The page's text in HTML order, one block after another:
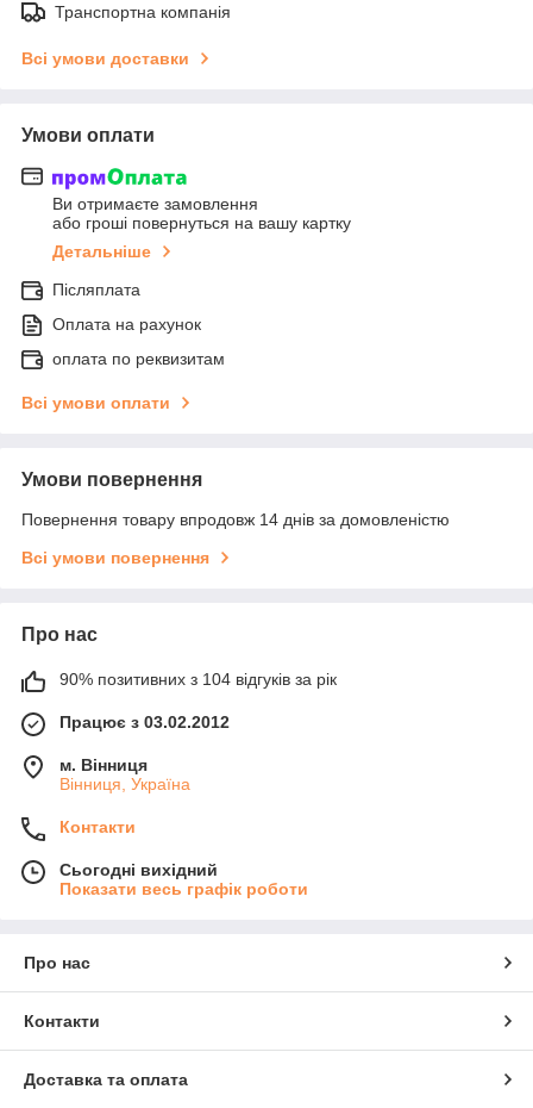
Транспортна компанія
Всі умови доставки
Умови оплати
Ви отримаєте замовлення
або гроші повернуться на вашу картку
Детальніше
Післяплата
Оплата на рахунок
оплата по реквизитам
Всі умови оплати
Умови повернення
Повернення товару впродовж 14 днів за домовленістю
Всі умови повернення
Про нас
90% позитивних з 104 відгуків за рік
Працює з 03.02.2012
м. Вінниця
Вінниця, Україна
Контакти
Сьогодні вихідний
Показати весь графік роботи
Про нас
Контакти
Доставка та оплата